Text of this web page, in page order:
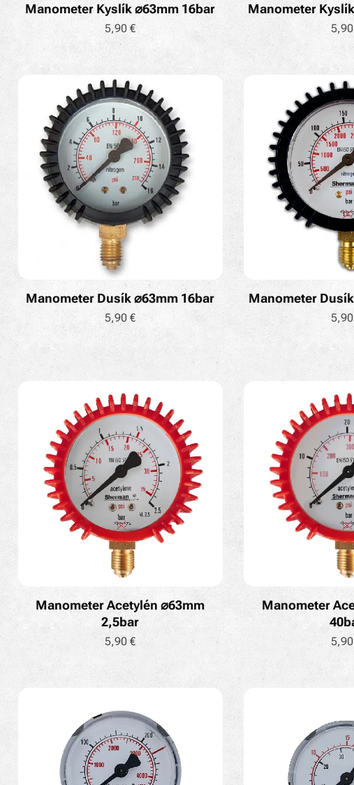
Manometer Kyslík ⌀63mm 16bar
5,90 €
Manometer
5,90
Manometer Dusík ⌀63mm 16bar
5,90 €
Manometer
5,90
Manometer Acetylén ⌀63mm
2,5bar
5,90 €
Manometer
5,90